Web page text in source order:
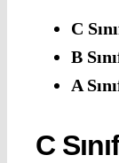
C
B
A
C